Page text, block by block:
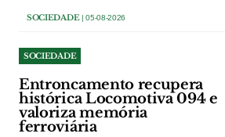
SOCIEDADE| 05-08-2026
SOCIEDADE
Entroncamento recupera
histórica Locomotiva 094 e
valoriza memória
ferroviária